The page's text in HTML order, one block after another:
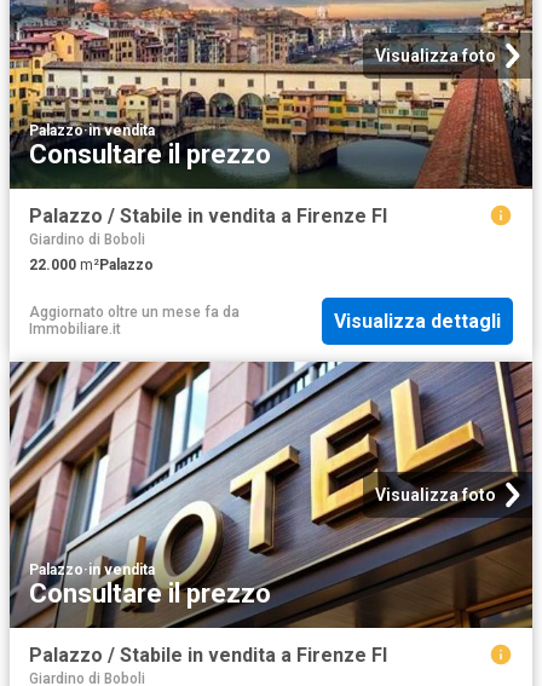
Visualizza foto
Palazzo·in vendita
Consultare il prezzo
Palazzo / Stabile in vendita a Firenze FI
Giardino di Boboli
22.000 m²Palazzo
Aggiornato oltre un mese fa da
Immobiliare.it
Visualizza dettagli
Visualizza foto
Palazzo·in vendita
Consultare il prezzo
Palazzo / Stabile in vendita a Firenze FI
Giardino di Boboli